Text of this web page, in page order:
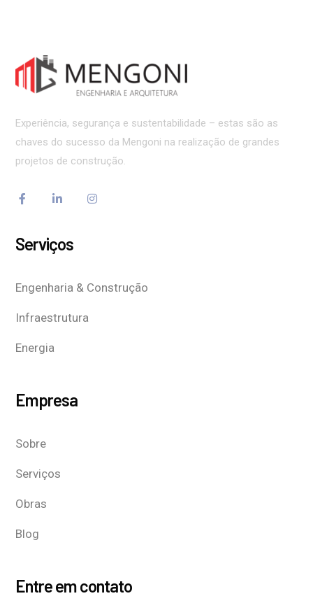
Experiência, segurança e sustentabilidade – estas são as
chaves do sucesso da Mengoni na realização de grandes
projetos de construção.
Serviços
Engenharia & Construção
Infraestrutura
Energia
Empresa
Sobre
Serviços
Obras
Blog
Entre em contato